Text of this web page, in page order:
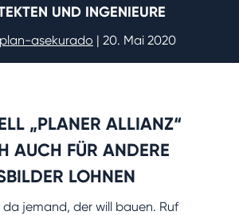
UND INGENIEURE
asekurado | 20. Mai 2020
„PLANER ALLIANZ“
AUCH FÜR ANDERE
LOHNEN
da jemand, der will bauen. Ruf